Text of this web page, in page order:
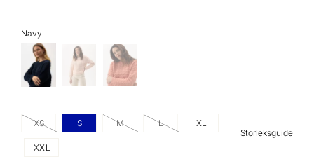
Navy
XS S M L XL
XXL
Storleksguide